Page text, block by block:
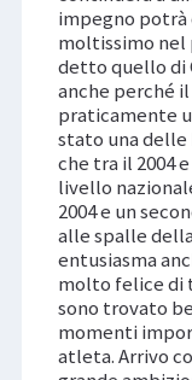
impegno potrà
moltissimo nel
detto quello di
anche perché il
praticamente
stato una delle
che tra il 2004
livello
2004 e un
alle spalle
entusiasma
molto felice di
sono trovato
momenti
atleta. Arrivo